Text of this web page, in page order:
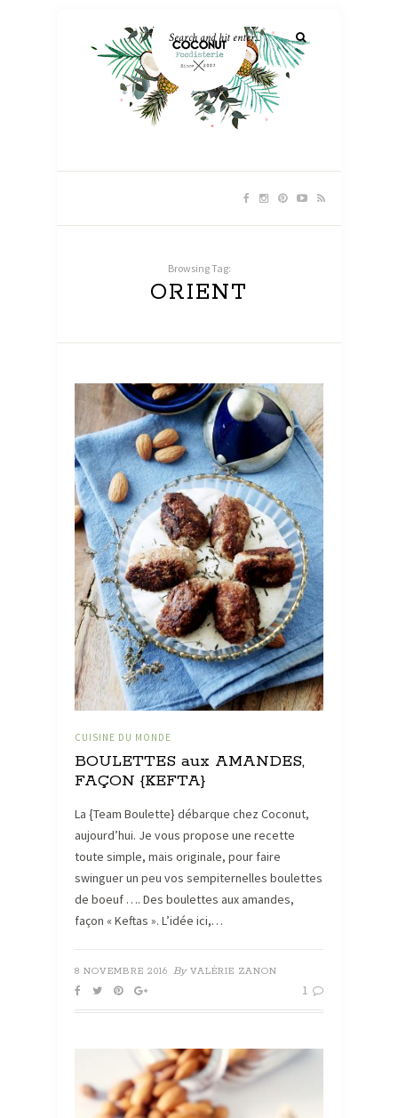
Browsing Tag:
ORIENT
CUISINE DU MONDE
BOULETTES aux AMANDES,
FAÇON {KEFTA}
La {Team Boulette} débarque chez Coconut,
aujourd’hui. Je vous propose une recette
toute simple, mais originale, pour faire
swinguer un peu vos sempiternelles boulettes
de boeuf …. Des boulettes aux amandes,
façon « Keftas ». L’idée ici,…
8 NOVEMBRE 2016 By VALÉRIE ZANON
1